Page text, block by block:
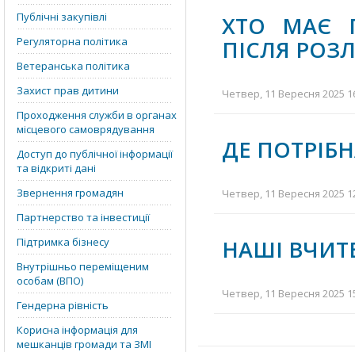
Публічні закупівлі
Регуляторна політика
Ветеранська політика
Захист прав дитини
Проходження служби в органах
місцевого самоврядування
Доступ до публічної інформації
та відкриті дані
Звернення громадян
Партнерство та інвестиції
Підтримка бізнесу
Внутрішньо переміщеним
особам (ВПО)
Гендерна рівність
Корисна інформація для
мешканців громади та ЗМІ
ХТО МАЄ
ПІСЛЯ
Четвер, 11 Вересня 2025
ДЕ
Четвер, 11 Вересня 2025
НАШІ
Четвер, 11 Вересня 2025